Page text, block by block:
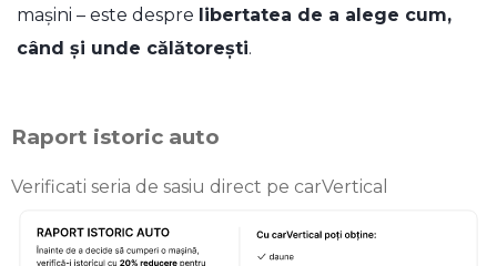
mașini – este despre libertatea de a alege cum,
când și unde călătorești.
Raport istoric auto
Verificati seria de sasiu direct pe carVertical